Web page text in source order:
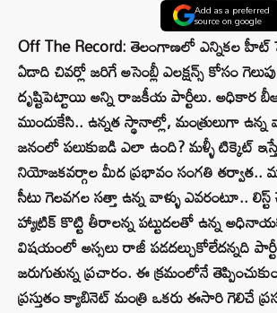
Add as a preferred
source on google
Off The Record: తెలంగాణలో ఎన్నికల
ఏడాది చివర్లో జరిగే అసెంబ్లీ ఎలక్షన్స్‌ కోసం
దృష్టిపెట్టాయి అన్ని రాజకీయ పార్టీలు. అధికార
ముందుకేసి.. ఉన్నత స్థానాల్లో, మంత్రులుగా
జనంలో పలుకుబడి ఎలా ఉంది? మళ్ళీ టిక్కెట్‌
నియోజకవర్గాల మీద ప్రభావం సంగతి తర్వాత..
సీటు గెలవగల సత్తా ఉన్న వాళ్ళు ఎవరంటూ..
హ్యాట్రిక్‌ కొట్టి తీరాలన్న పట్టుదలతో ఉన్న
విషయంలో అస్సలు రాజీ పడదల్చుకోలేదన్నది పార్టీ
జరుగుతున్న ప్రచారం. ఈ క్రమంలోనే
ప్రస్తుతం క్యాబినెట్‌ మంత్రి ఒకరు ఈసారి గెలిచే